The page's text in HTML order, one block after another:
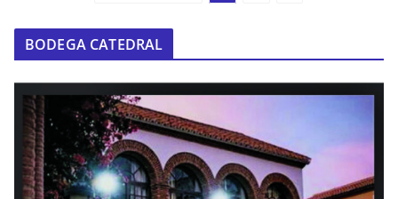
BODEGA CATEDRAL